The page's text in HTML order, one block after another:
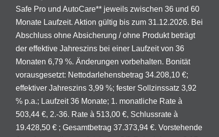
Safe Pro und AutoCare** jeweils zwischen 36 und 60
Monate Laufzeit. Aktion gültig bis zum 31.12.2026. Bei
Abschluss ohne Absicherung / ohne Produkt beträgt
der effektive Jahreszins bei einer Laufzeit von 36
Monaten 6,79 %. Änderungen vorbehalten. Bonität
vorausgesetzt: Nettodarlehensbetrag 34.208,10 €;
effektiver Jahreszins 3,99 %; fester Sollzinssatz 3,92
% p.a.; Laufzeit 36 Monate; 1. monatliche Rate à
503,44 €, 2.-36. Rate à 513,00 €, Schlussrate à
19.428,50 € ; Gesamtbetrag 37.373,94 €. Vorstehende